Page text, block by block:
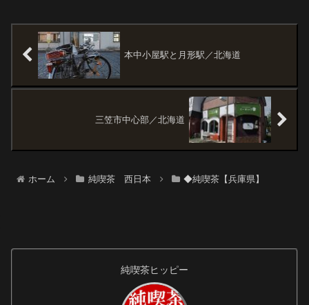
い。オーナーが変わるのか...
和の面影が色濃く残った店内に
しいです。壁と...
本中小屋駅と月形駅／北海道
三笠市中心部／北海道
ホーム 純喫茶 西日本 ◆純喫茶【兵庫県】
純喫茶ヒッピー